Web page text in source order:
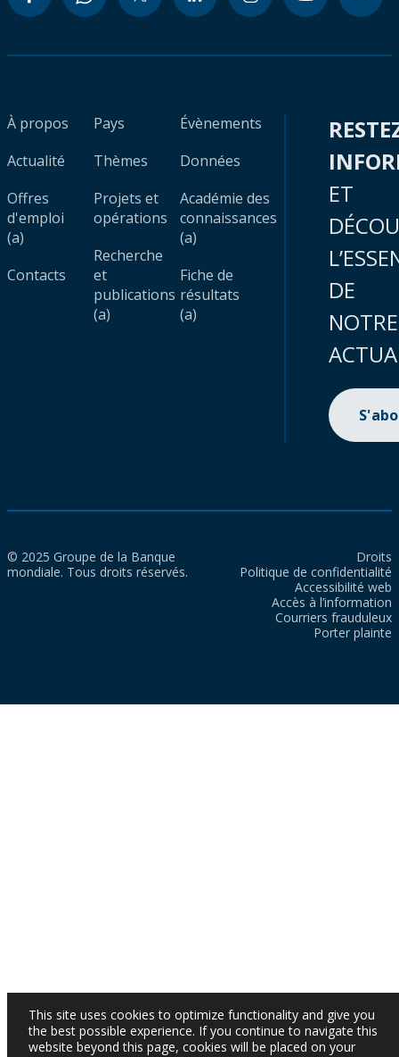
À propos
Actualité
Offres
d'emploi
(a)
Contacts
Pays
Thèmes
Projets et
opérations
Recherche
et
publications
(a)
Évènements
Données
Académie des
connaissances
(a)
Fiche de
résultats
(a)
ET
DE
NOTRE
© 2025 Groupe de la Banque
mondiale. Tous droits réservés.
Droits
Politique de confidentialité
Accessibilité web
Accès à l’information
Courriers frauduleux
Porter plainte
This site uses cookies to optimize functionality and give you
the best possible experience. If you continue to navigate this
website beyond this page, cookies will be placed on your